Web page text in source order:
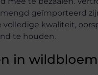
geïmporteerd
volledige kwaliteit,
te houden.
in